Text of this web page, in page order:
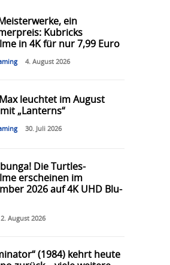
ein
Kubricks
in 4K für nur 7,99 Euro
4. August 2026
Max leuchtet im August
„Lanterns“
30. Juli 2026
Die Turtles-
erscheinen im
2026 auf 4K UHD Blu-
2. August 2026
(1984) kehrt heute